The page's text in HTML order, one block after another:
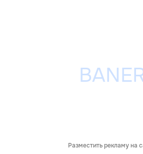
Разместить рекламу на